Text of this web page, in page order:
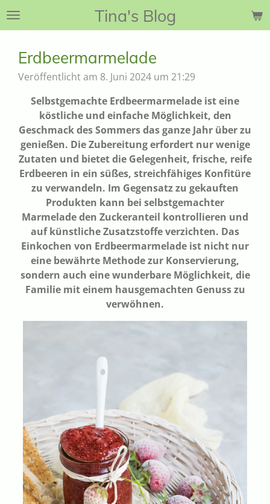
Zum
Tina's Blog
Erdbeermarmelade
Veröffentlicht am 8. Juni 2024 um 21:29
Selbstgemachte Erdbeermarmelade ist eine
köstliche und einfache Möglichkeit, den
Geschmack des Sommers das ganze Jahr über zu
genießen. Die Zubereitung erfordert nur wenige
Zutaten und bietet die Gelegenheit, frische, reife
Erdbeeren in ein süßes, streichfähiges Konfitüre
zu verwandeln. Im Gegensatz zu gekauften
Produkten kann bei selbstgemachter
Marmelade den Zuckeranteil kontrollieren und
auf künstliche Zusatzstoffe verzichten. Das
Einkochen von Erdbeermarmelade ist nicht nur
eine bewährte Methode zur Konservierung,
sondern auch eine wunderbare Möglichkeit, die
Familie mit einem hausgemachten Genuss zu
verwöhnen.